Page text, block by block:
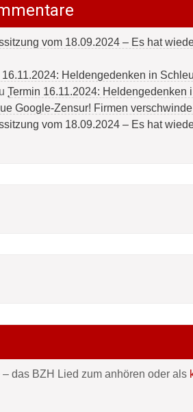
vom 18.09.2024 – Es hat
16.11.2024: Heldengedenken in
Termin 16.11.2024: Heldengedenken
Google-Zensur! Firmen
vom 18.09.2024 – Es hat
– das BZH Lied zum anhören oder als